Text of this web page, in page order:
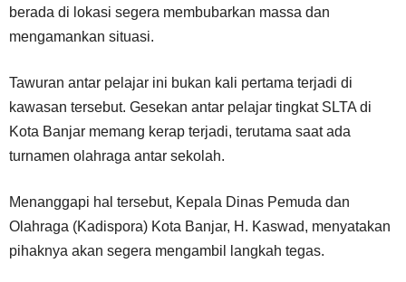
berada di lokasi segera membubarkan massa dan
mengamankan situasi.
Tawuran antar pelajar ini bukan kali pertama terjadi di
kawasan tersebut. Gesekan antar pelajar tingkat SLTA di
Kota Banjar memang kerap terjadi, terutama saat ada
turnamen olahraga antar sekolah.
Menanggapi hal tersebut, Kepala Dinas Pemuda dan
Olahraga (Kadispora) Kota Banjar, H. Kaswad, menyatakan
pihaknya akan segera mengambil langkah tegas.